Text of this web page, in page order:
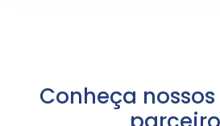
Conheça